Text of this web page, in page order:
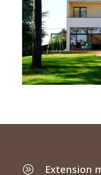
A
Extension